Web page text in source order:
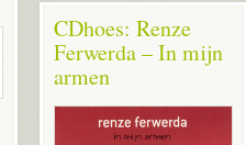
CDhoes: Renze
Ferwerda – In mijn
armen